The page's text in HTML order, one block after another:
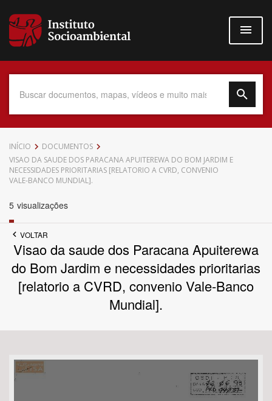
para
conteúdo
Data do Documento
Até
Povo Indígena
Tema
Subtema
INÍCIO
DOCUMENTOS
VISAO DA SAUDE DOS PARACANA APUITEREWA DO BOM JARDIM E
NECESSIDADES PRIORITARIAS [RELATORIO A CVRD, CONVENIO
VALE-BANCO MUNDIAL].
5 visualizações
VOLTAR
Visao da saude dos Paracana Apuiterewa
do Bom Jardim e necessidades prioritarias
[relatorio a CVRD, convenio Vale-Banco
Mundial].